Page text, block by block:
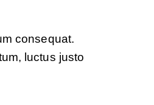
consequat.
luctus justo